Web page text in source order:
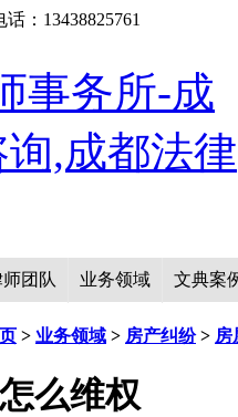
：13438825761
团队 业务领域 文典案
> 业务领域 > 房产纠纷> 房
么维权